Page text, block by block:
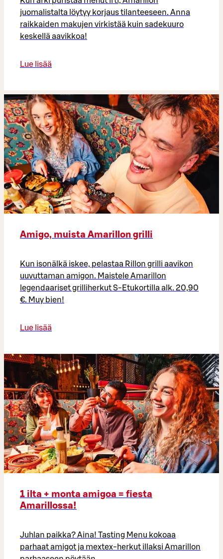
juomalistalta löytyy korjaus tilanteeseen. Anna
raikkaiden makujen virkistää kuin sadekuuro
keskellä aavikkoa!
Lue lisää
Amigo, muista Amarillon grilli
Kun isonälkä iskee, pelastaa Rillon grilli aavikon
uuvuttaman amigon. Maistele Amarillon
legendaariset grilliherkut S-Etukortilla alk. 20,90
€. Muy bien!
Lue lisää
1 ilta + monta amigoa = fiesta
Amarillossa!
Juhlan paikka? Aina! Tasting Menu kokoaa
parhaat amigot ja mextex-herkut illaksi Amarillon